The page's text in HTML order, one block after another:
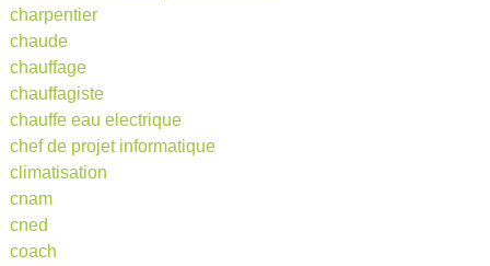
charpentier
chaude
chauffage
chauffagiste
chauffe eau electrique
chef de projet informatique
climatisation
cnam
cned
coach